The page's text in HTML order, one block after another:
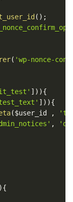
( ) ;
( 'wp-nonce-
] ) ){
] ) ){
($user_id ,
,
){